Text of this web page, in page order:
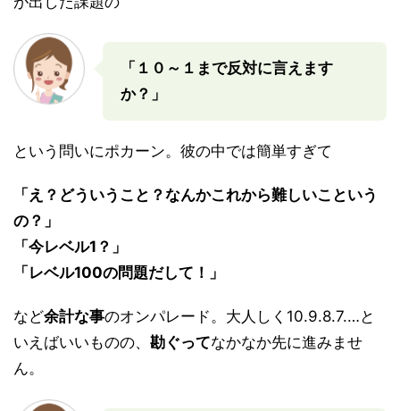
「１０～１まで反対に言えます
か？」
という問いにポカーン。彼の中では簡単すぎて
「え？どういうこと？なんかこれから難しいこという
の？」
「今レベル1？」
「レベル100の問題だして！」
など余計な事のオンパレード。大人しく10.9.8.7.…と
いえばいいものの、 勘ぐってなかなか先に進みませ
ん。